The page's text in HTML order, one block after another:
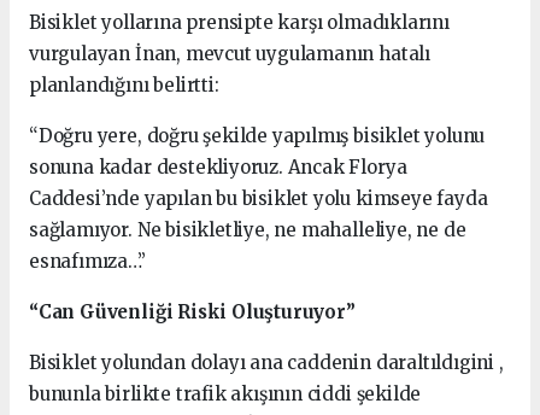
Bisiklet yollarına prensipte karşı olmadıklarını
vurgulayan İnan, mevcut uygulamanın hatalı
planlandığını belirtti:
“Doğru yere, doğru şekilde yapılmış bisiklet yolunu
sonuna kadar destekliyoruz. Ancak Florya
Caddesi’nde yapılan bu bisiklet yolu kimseye fayda
sağlamıyor. Ne bisikletliye, ne mahalleliye, ne de
esnafımıza…”
“Can Güvenliği Riski Oluşturuyor”
Bisiklet yolundan dolayı ana caddenin daraltıldıgini ,
bununla birlikte trafik akışının ciddi şekilde